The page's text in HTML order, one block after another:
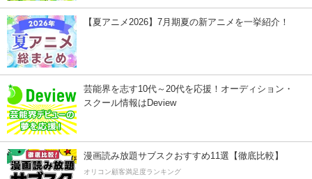
【夏アニメ2026】7月期夏の新アニメを一挙紹介！
芸能界を志す10代～20代を応援！オーディション・
スクール情報はDeview
漫画読み放題サブスクおすすめ11選【徹底比較】
オリコン顧客満足度ランキング